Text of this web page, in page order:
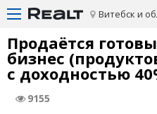
Витебск и
Продаётся
бизнес (
с доходностью
9155